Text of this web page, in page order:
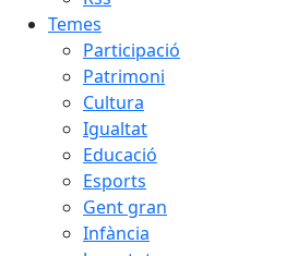
Temes
Participació
Patrimoni
Cultura
Igualtat
Educació
Esports
Gent gran
Infància